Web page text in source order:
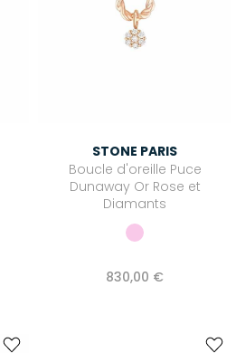
STONE PARIS
Boucle d'oreille Puce
Dunaway Or Rose et
Diamants
830,00 €